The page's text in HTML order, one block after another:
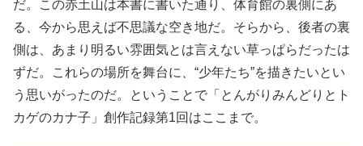
だ。この赤土山は本書に書いた通り、体育館の裏側にあ
る、今から思えば不思議な空き地だ。そらから、後者の裏
側は、あまり明るい雰囲気とは言えない草っぱらだったは
ずだ。これらの場所を舞台に、“少年たち”を描きたいとい
う思いがったのだ。ということで「とんがりみんどりとト
カゲのカナ子」創作記録第1回はここまで。